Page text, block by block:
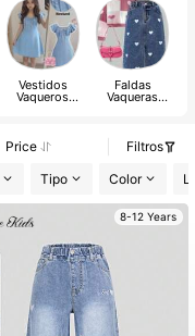
Vestidos
Vaqueros
Faldas
Vaqueras
Price
Filtros
Tipo Color
8-12 Years